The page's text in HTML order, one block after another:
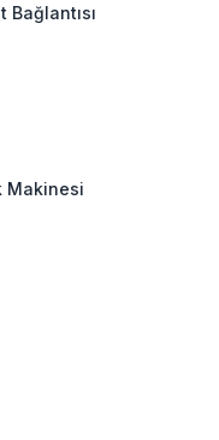
Bağlantısı
Makinesi